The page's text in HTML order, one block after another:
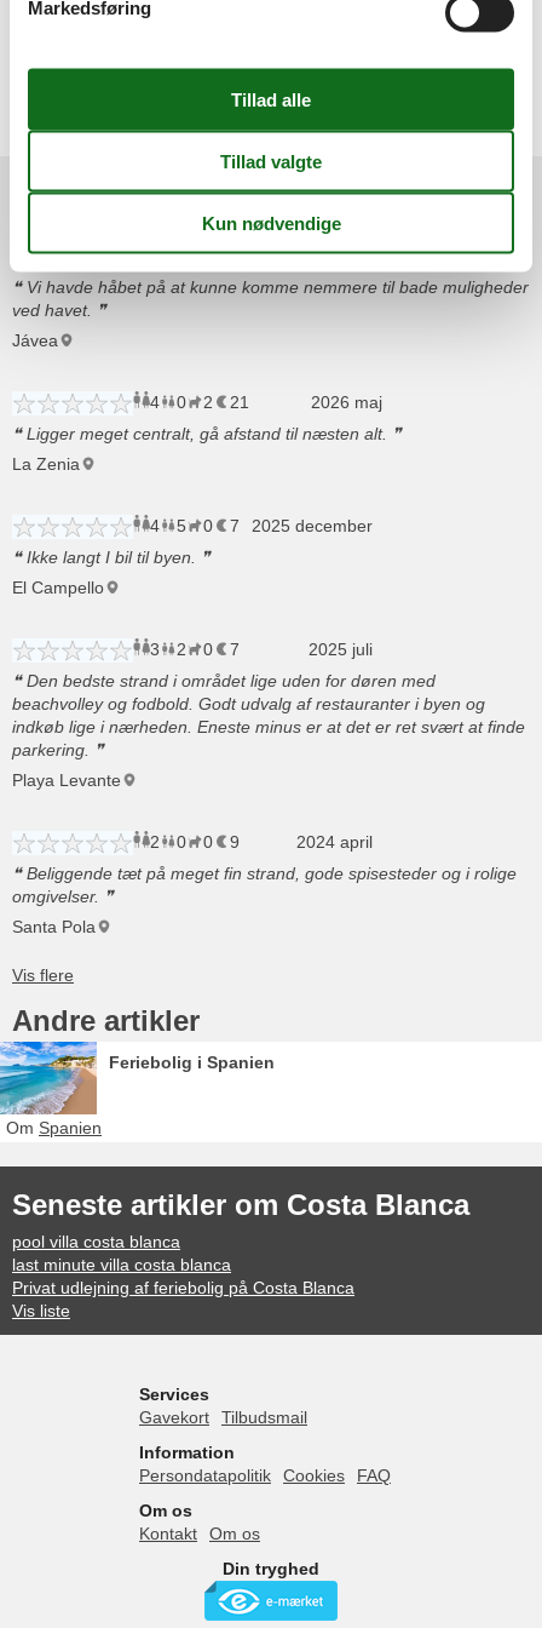
hyggeligt lokalt marked i Gran Alacant, et større i Santa Pola og
Vælg mellem 1.468 sommerhuse
Områdeanmeldelser
3 voksne
1 barn
0 husdyr
14 overnatninger
2026 juli
Vi havde håbet på at kunne komme nemmere til bade muligheder
ved havet.
Jávea
4 0 børn
2 husdyr
21 overnatninger
2026 maj
Ligger meget centralt, gå afstand til næsten alt.
La Zenia
4 voksne
5 børn
0 husdyr
7 overnatninger
2025 december
Ikke langt I bil til byen.
El Campello
3 2 børn
0 husdyr
7 overnatninger
2025 juli
Den bedste strand i området lige uden for døren med
beachvolley og fodbold. Godt udvalg af restauranter i byen og
indkøb lige i nærheden. Eneste minus er at det er ret svært at finde
parkering.
Playa Levante
2 voksne
0 børn
0 husdyr
9 overnatninger
2024 april
Beliggende tæt på meget fin strand, gode spisesteder og i rolige
omgivelser.
Santa Pola
Andre artikler
Feriebolig i Spanien
Om Spanien
Seneste artikler om Costa Blanca
pool villa costa blanca
last minute villa costa blanca
Privat udlejning af feriebolig på Costa Blanca
Vis liste
Services
Gavekort
Tilbudsmail
Information
Persondatapolitik
Cookies
FAQ
Om os
Kontakt
Om os
Din tryghed
Markedsføring